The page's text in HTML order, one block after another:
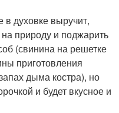
духовке выручит,
природу и поджарить
(свинина на решетке
приготовления
дыма костра), но
и будет вкусное и